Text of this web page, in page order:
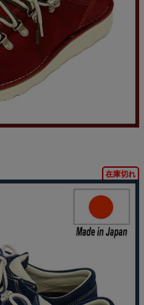
在庫切れ